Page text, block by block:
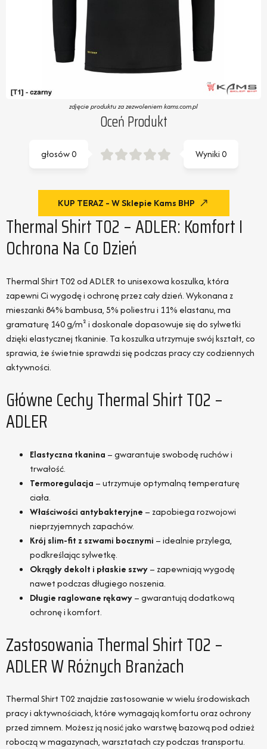
zdjęcie produktu za zezwoleniem kams.com.pl
Oceń Produkt
Wyniki0
głosów0
KUP TERAZ - W Sklepie Kams BHP
Thermal Shirt T02 – ADLER: Komfort I
Ochrona Na Co Dzień
Thermal Shirt T02 od ADLER to unisexowa koszulka, która
zapewni Ci wygodę i ochronę przez cały dzień. Wykonana z
mieszanki 84% bambusa, 5% poliestru i 11% elastanu, ma
gramaturę 140 g/m² i doskonale dopasowuje się do sylwetki
dzięki elastycznej tkaninie. Ta koszulka utrzymuje swój kształt, co
sprawia, że świetnie sprawdzi się podczas pracy czy codziennych
aktywności.
Główne Cechy Thermal Shirt T02 –
ADLER
Elastyczna tkanina – gwarantuje swobodę ruchów i
trwałość.
Termoregulacja – utrzymuje optymalną temperaturę
ciała.
Właściwości antybakteryjne – zapobiega rozwojowi
nieprzyjemnych zapachów.
Krój slim-fit z szwami bocznymi – idealnie przylega,
podkreślając sylwetkę.
Okrągły dekolt i płaskie szwy– zapewniają wygodę
nawet podczas długiego noszenia.
Długie raglowane rękawy– gwarantują dodatkową
ochronę i komfort.
Zastosowania Thermal Shirt T02 –
ADLER W Różnych Branżach
Thermal Shirt T02 znajdzie zastosowanie w wielu środowiskach
pracy i aktywnościach, które wymagają komfortu oraz ochrony
przed zimnem. Możesz ją nosić jako warstwę bazową pod odzież
roboczą w magazynach, warsztatach czy podczas transportu.